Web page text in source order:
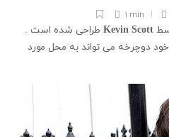
1 min
Kevin Scott طراحی شده است .
دوچرخه می تواند به محل مورد